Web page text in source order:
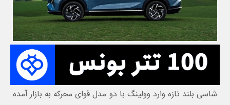
شاسی بلند تازه وارد وولینگ با دو مدل قوای محرکه به بازار آمده